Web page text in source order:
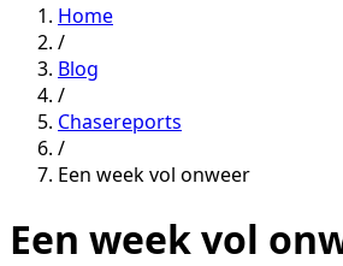
Home
/
Blog
/
Chasereports
/
Een week vol onweer
Een week vol